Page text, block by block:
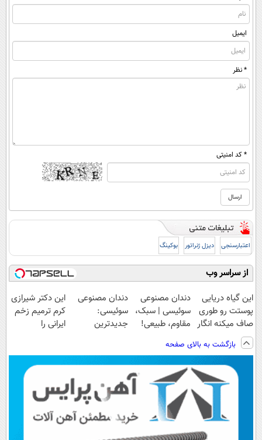
ایمیل
* نظر
* کد امنیتی
اعتبارسنجی دیزل ژنراتور بوکینگ
از سراسر وب
این گیاه دریایی
پوستت رو طوری
صاف میکنه انگار
20سال جوون
شدی🔥
دندان مصنوعی
سوئیسی | سبک،
مقاوم، طبیعی!
رایگان+پرداخت
اقساطی😍
دندان مصنوعی
سوئیسی:
جدیدترین
پرداخت قسطی
این دکتر شیرازی
کرم ترمیم زخم
ایرانی را
بازگشت به بالای صفحه